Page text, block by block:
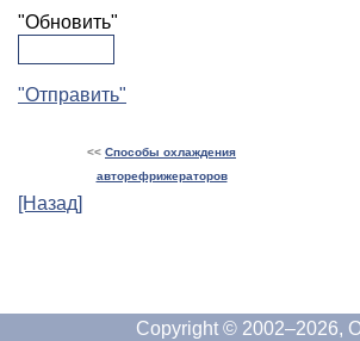
"Обновить"
"Отправить"
<< Способы охлаждения
авторефрижераторов
[Назад]
Copyright © 2002–2026,